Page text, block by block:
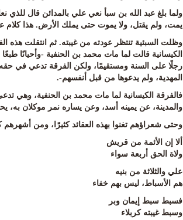
ولما بلغ عبد الله بن سبأ نعي علي بالمدائن قال للذي
يمت، ولم يقتل، ولا يموت حتى يملك الأرض. هذا كلام
وظلت السبئية تنتظر عودته من غيبته. ثم انتقلت هذه
الكيسانية قالت لما مات محمد بن الحنفية -
رجلًا على السنة ومستقيمًا، ولكن الفرقة تدعي في حقه
المهدية، ولم يدعوها من قبل أنفسهم-.
فالفرقة الكيسانية لما مات محمد بن الحنفية، وهي
والمدينة، عن يمينه أسد، وعن يساره نمر موكلان به،
وحتى شعراؤهم تغنوا بهذه العقائد كثيرًا، ومن
ألا إن الأئمة من قريش
ولاة الحق أربعة سواء
علي والثلاثة من بنيه
هم الأسباط، ليس بهم خفاء
فسبط سبط إيمان وبر
وسبط غيبته كربلاء